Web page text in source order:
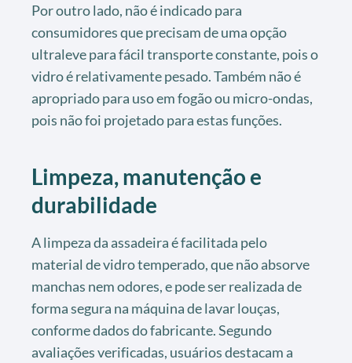
Por outro lado, não é indicado para
consumidores que precisam de uma opção
ultraleve para fácil transporte constante, pois o
vidro é relativamente pesado. Também não é
apropriado para uso em fogão ou micro-ondas,
pois não foi projetado para estas funções.
Limpeza, manutenção e
durabilidade
A limpeza da assadeira é facilitada pelo
material de vidro temperado, que não absorve
manchas nem odores, e pode ser realizada de
forma segura na máquina de lavar louças,
conforme dados do fabricante. Segundo
avaliações verificadas, usuários destacam a